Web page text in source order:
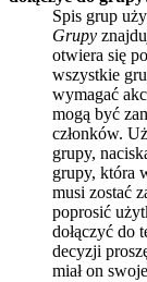
Spis grup
Grupy
otwiera się
wszystkie
wymagać
mogą być
członków.
grupy,
grupy, która
musi zostać
poprosić
dołączyć do
decyzji
miał on